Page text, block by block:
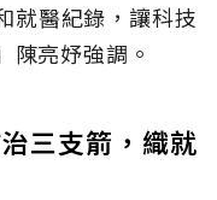
就醫紀錄，讓科技
陳亮妤強調。
三支箭，織就